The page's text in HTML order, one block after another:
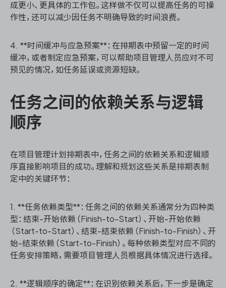
成更小、更具体的工作包。这样做不仅可以提高任务的可操
作性，还可以减少因任务不明确导致的时间浪费。
4. **时间缓冲与应急预案**：在排期表中预留一定的时间
缓冲，或者制定应急预案，可以帮助项目管理人员应对不可
预见的情况，如任务延误或资源短缺。
任务之间的依赖关系与逻辑
顺序
在项目管理计划排期表中，任务之间的依赖关系和逻辑顺
序直接影响项目的成功。理解和规划这些关系是排期表制
定中的关键环节：
1. **任务依赖类型**：任务之间的依赖关系通常分为四种类
型：结束-开始依赖（Finish-to-Start）、开始-开始依赖
（Start-to-Start）、结束-结束依赖（Finish-to-Finish）、开
始-结束依赖（Start-to-Finish）。每种依赖类型对应不同的
任务安排策略，需要项目管理人员根据具体情况进行选择。
2. **逻辑顺序的确定**：在识别依赖关系后，下一步是确定